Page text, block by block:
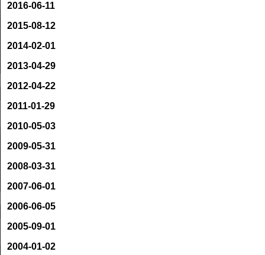
2016-06-11
2015-08-12
2014-02-01
2013-04-29
2012-04-22
2011-01-29
2010-05-03
2009-05-31
2008-03-31
2007-06-01
2006-06-05
2005-09-01
2004-01-02